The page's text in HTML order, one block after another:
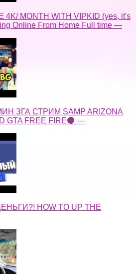
4K/ MONTH WITH VIPKID (yes, it's
Online From Home Full time —
ЗГА СТРИМ SAMP ARIZONA
GTA FREE FIRE🔴 —
HOW TO UP THE